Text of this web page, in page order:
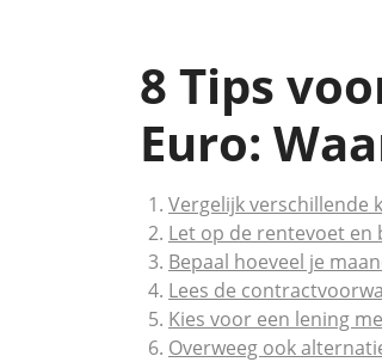
8 Tips
Euro:
Vergelijk verschillende
Let op de rentevoet
Bepaal hoeveel je
Lees de
Kies voor een lening
Overweeg ook